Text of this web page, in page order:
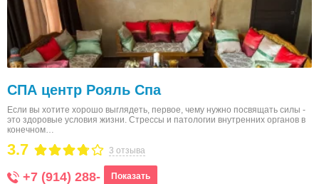
СПА центр Рояль Спа
Если вы хотите хорошо выглядеть, первое, чему нужно посвящать силы -
это здоровые условия жизни. Стрессы и патологии внутренних органов в
конечном…
3 отзыва
3.7
+7 (914) 288- Показать